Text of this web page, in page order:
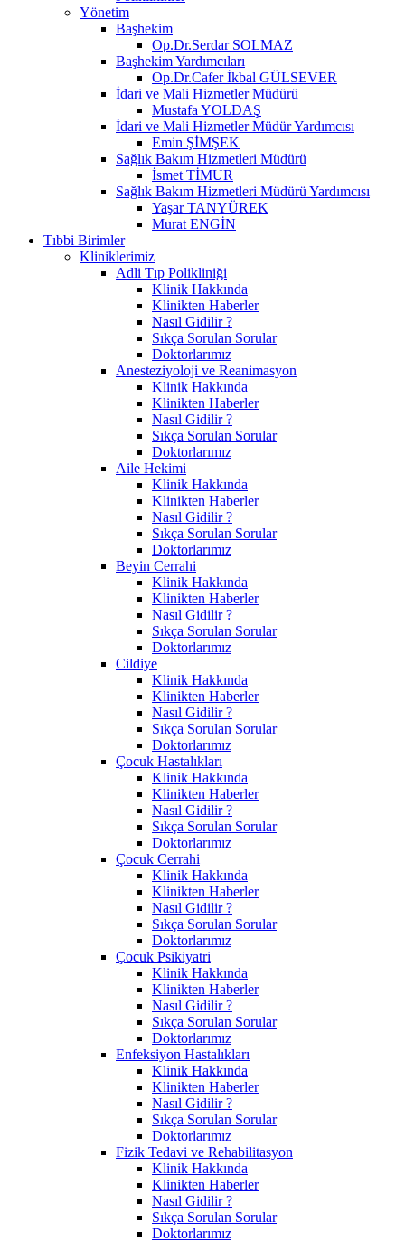
Yönetim
Başhekim
Op.Dr.Serdar SOLMAZ
Başhekim Yardımcıları
Op.Dr.Cafer İkbal GÜLSEVER
İdari ve Mali Hizmetler Müdürü
Mustafa YOLDAŞ
İdari ve Mali Hizmetler Müdür Yardımcısı
Emin ŞİMŞEK
Sağlık Bakım Hizmetleri Müdürü
İsmet TİMUR
Sağlık Bakım Hizmetleri Müdürü Yardımcısı
Yaşar TANYÜREK
Murat ENGİN
Tıbbi Birimler
Kliniklerimiz
Adli Tıp Polikliniği
Klinik Hakkında
Klinikten Haberler
Nasıl Gidilir ?
Sıkça Sorulan Sorular
Doktorlarımız
Anesteziyoloji ve Reanimasyon
Klinik Hakkında
Klinikten Haberler
Nasıl Gidilir ?
Sıkça Sorulan Sorular
Doktorlarımız
Aile Hekimi
Klinik Hakkında
Klinikten Haberler
Nasıl Gidilir ?
Sıkça Sorulan Sorular
Doktorlarımız
Beyin Cerrahi
Klinik Hakkında
Klinikten Haberler
Nasıl Gidilir ?
Sıkça Sorulan Sorular
Doktorlarımız
Cildiye
Klinik Hakkında
Klinikten Haberler
Nasıl Gidilir ?
Sıkça Sorulan Sorular
Doktorlarımız
Çocuk Hastalıkları
Klinik Hakkında
Klinikten Haberler
Nasıl Gidilir ?
Sıkça Sorulan Sorular
Doktorlarımız
Çocuk Cerrahi
Klinik Hakkında
Klinikten Haberler
Nasıl Gidilir ?
Sıkça Sorulan Sorular
Doktorlarımız
Çocuk Psikiyatri
Klinik Hakkında
Klinikten Haberler
Nasıl Gidilir ?
Sıkça Sorulan Sorular
Doktorlarımız
Enfeksiyon Hastalıkları
Klinik Hakkında
Klinikten Haberler
Nasıl Gidilir ?
Sıkça Sorulan Sorular
Doktorlarımız
Fizik Tedavi ve Rehabilitasyon
Klinik Hakkında
Klinikten Haberler
Nasıl Gidilir ?
Sıkça Sorulan Sorular
Doktorlarımız